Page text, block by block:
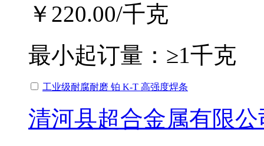
￥220.00/千克
最小起订量： ≥1千克
工业级耐腐耐磨 铂 K-T 高强度焊条
清河县超合金属有限公